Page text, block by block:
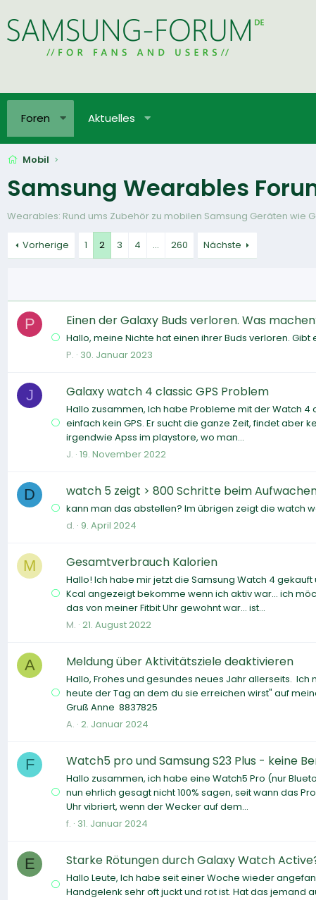
Foren Aktuelles
Mobil
Samsung Wearables
Wearables: Rund ums Zubehör zu mobilen Samsung Geräten wie
Vorherige 1 2 3 4 … 260 Nächste
P Einen der Galaxy Buds verloren. Was
Hallo, meine Nichte hat einen ihrer Buds verloren.
P. 30. Januar 2023
J Galaxy watch 4 classic GPS Problem
Hallo zusammen, Ich habe Probleme mit der Watch
einfach kein GPS. Er sucht die ganze Zeit, findet aber
irgendwie Apss im playstore, wo man...
J. 19. November 2022
D watch 5 zeigt > 800 Schritte beim
kann man das abstellen? Im übrigen zeigt die watch
d. 9. April 2024
M Gesamtverbrauch Kalorien
Hallo! Ich habe mir jetzt die Samsung Watch 4
Kcal angezeigt bekomme wenn ich aktiv war... ich
das von meiner Fitbit Uhr gewohnt war... ist...
M. 21. August 2022
A Meldung über Aktivitätsziele deaktivieren
Hallo, Frohes und gesundes neues Jahr allerseits.
heute der Tag an dem du sie erreichen wirst" auf
Gruß Anne 8837825
A. 2. Januar 2024
F Watch5 pro und Samsung S23 Plus - keine
Hallo zusammen, ich habe eine Watch5 Pro (nur
nun ehrlich gesagt nicht 100% sagen, seit wann das
Uhr vibriert, wenn der Wecker auf dem...
f. 31. Januar 2024
E Starke Rötungen durch Galaxy Watch
Hallo Leute, Ich habe seit einer Woche wieder
Handgelenk sehr oft juckt und rot ist. Hat das jemand